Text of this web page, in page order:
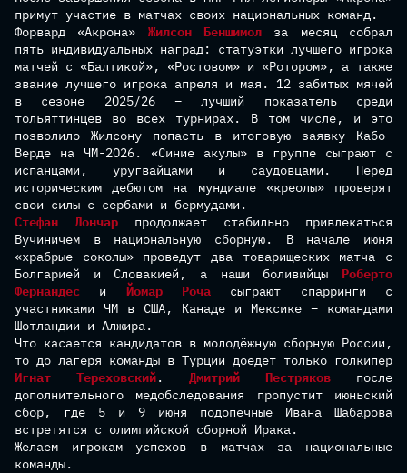
Стать партнером
Логотип
Контакты
История
Инфраструктура
Руководство
Команды
U-15
U-16
U-17
МФЛ
Стать футболистом
Календарь
Гарантия и возврат
Фото
Видео
Болельщикам
Карта болельщика
Поддержка
Программа лояльности
примут участие в матчах своих национальных команд.
Форвард «Акрона» Жилсон Беншимол за месяц собрал
пять индивидуальных наград: статуэтки лучшего игрока
матчей с «Балтикой», «Ростовом» и «Ротором», а также
звание лучшего игрока апреля и мая. 12 забитых мячей
в сезоне 2025/26 – лучший показатель среди
тольяттинцев во всех турнирах. В том числе, и это
позволило Жилсону попасть в итоговую заявку Кабо-
Верде на ЧМ-2026. «Синие акулы» в группе сыграют с
испанцами, уругвайцами и саудовцами. Перед
историческим дебютом на мундиале «креолы» проверят
свои силы с сербами и бермудами.
Стефан Лончар продолжает стабильно привлекаться
Вучиничем в национальную сборную. В начале июня
«храбрые соколы» проведут два товарищеских матча с
Болгарией и Словакией, а наши боливийцы Роберто
Фернандес и Йомар Роча сыграют спарринги с
участниками ЧМ в США, Канаде и Мексике – командами
Шотландии и Алжира.
Что касается кандидатов в молодёжную сборную России,
то до лагеря команды в Турции доедет только голкипер
Игнат Тереховский. Дмитрий Пестряков после
дополнительного медобследования пропустит июньский
сбор, где 5 и 9 июня подопечные Ивана Шабарова
встретятся с олимпийской сборной Ирака.
Желаем игрокам успехов в матчах за национальные
команды.